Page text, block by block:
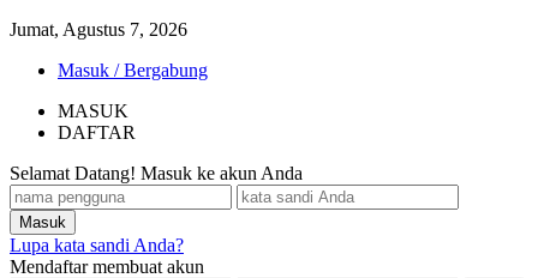
Jumat, Agustus 7, 2026
Masuk / Bergabung
MASUK
DAFTAR
Selamat Datang! Masuk ke akun Anda
Lupa kata sandi Anda?
Mendaftar membuat akun